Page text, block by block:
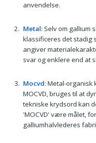
anvendelse.
Metal: Selv om gallium
klassificeres det stadig
angiver
svar og enklere end at
Mocvd: Metal-organisk
MOCVD, bruges til at
tekniske krydsord kan
'MOCVD' være målet,
galliumhalvlederes